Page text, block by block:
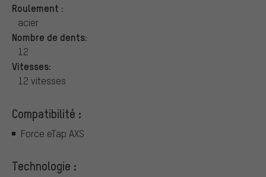
Roulement :
acier
Nombre de dents:
12
Vitesses:
12 vitesses
Compatibilité :
Force eTap AXS
Technologie :